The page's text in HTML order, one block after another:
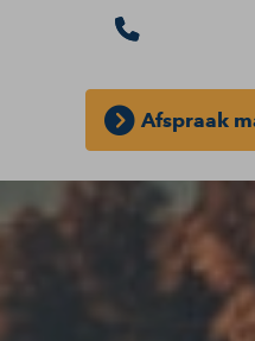
Afspraak
GRATIS